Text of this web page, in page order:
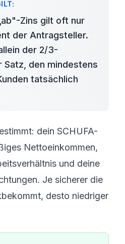
Zins gilt oft nur
der Antragsteller.
der 2/3-
Satz, den mindestens
tatsächlich
dein SCHUFA-
Nettoeinkommen,
und deine
Je sicherer die
desto niedriger